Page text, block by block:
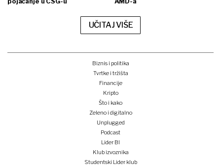
UČITAJ VIŠE
Biznis i politika
Tvrtke i tržišta
Financije
Kripto
Što i kako
Zeleno i digitalno
Unplugged
Podcast
Lider BI
Klub izvoznika
Studentski Lider klub